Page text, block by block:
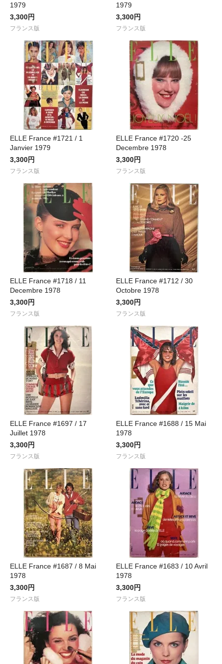
1979
3,300円
フランス版
1979
3,300円
フランス版
ELLE France #1721 / 1
Janvier 1979
3,300円
フランス版
ELLE France #1720 -25
Decembre 1978
3,300円
フランス版
ELLE France #1718 / 11
Decembre 1978
3,300円
フランス版
ELLE France #1712 / 30
Octobre 1978
3,300円
フランス版
ELLE France #1697 / 17
Juillet 1978
3,300円
フランス版
ELLE France #1688 / 15 Mai
1978
3,300円
フランス版
ELLE France #1687 / 8 Mai
1978
3,300円
フランス版
ELLE France #1683 / 10 Avril
1978
3,300円
フランス版